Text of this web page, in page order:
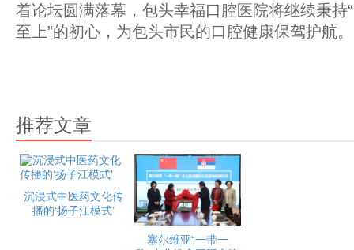
着论坛圆满落幕，包头幸福口腔医院将继续秉持
至上”的初心，为包头市民的口腔健康保驾护航。
推荐文章
沉浸式中医药文化传
播的‘扬子江模式’
塞尔维亚“一带一